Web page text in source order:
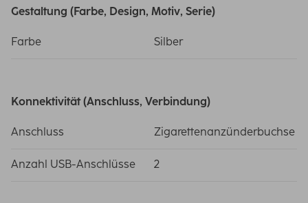
Gestaltung (Farbe, Design, Motiv, Serie)
Farbe Silber
Konnektivität (Anschluss, Verbindung)
Anschluss Zigarettenanzünderbuchse
Anzahl USB-Anschlüsse 2